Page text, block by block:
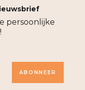
persoonlijke
ABONNEER